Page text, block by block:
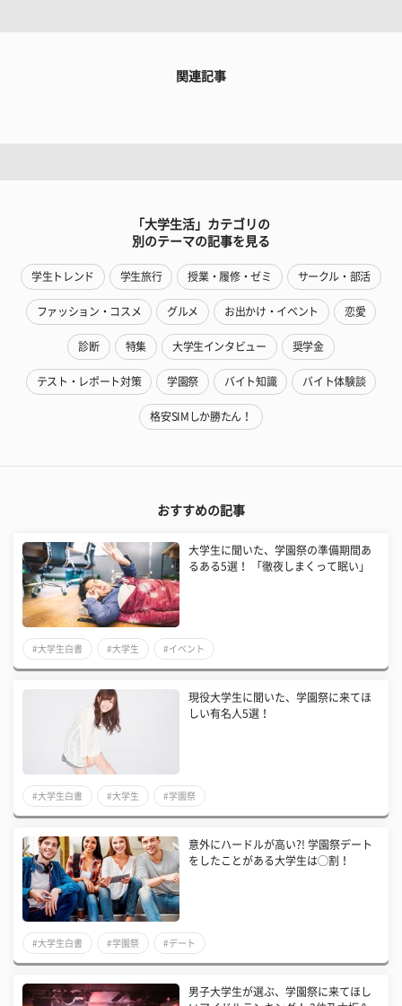
関連記事
「大学生活」カテゴリの
別のテーマの記事を見る
学生トレンド 学生旅行 授業・履修・ゼミ サークル・部活
ファッション・コスメ グルメ お出かけ・イベント 恋愛
診断 特集 大学生インタビュー 奨学金
テスト・レポート対策 学園祭 バイト知識 バイト体験談
格安SIMしか勝たん！
おすすめの記事
大学生に聞いた、学園祭の準備期間あ
るある5選！ 「徹夜しまくって眠い」
#大学生白書 #大学生 #イベント
現役大学生に聞いた、学園祭に来てほ
しい有名人5選！
#大学生白書 #大学生 #学園祭
意外にハードルが高い?! 学園祭デート
をしたことがある大学生は◯割！
#大学生白書 #学園祭 #デート
男子大学生が選ぶ、学園祭に来てほし